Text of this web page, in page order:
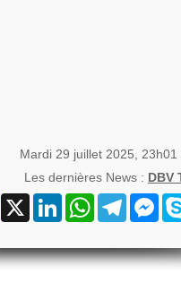
Mardi 29 juillet 2025,
Les dernières News : DBV
Partager
X LinkedInWhatsAppTelegram